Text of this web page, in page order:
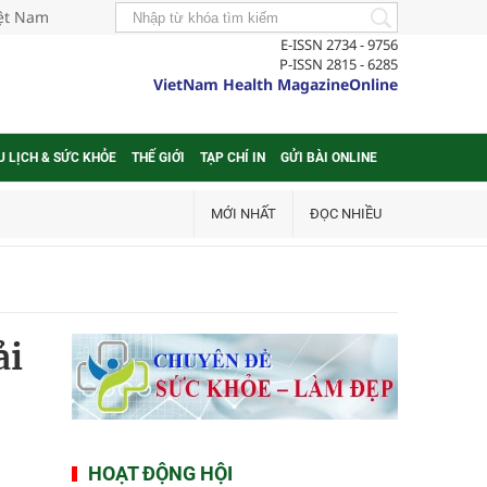
Nam
E-ISSN 2734 - 9756
P-ISSN 2815 - 6285
VietNam Health MagazineOnline
LỊCH & SỨC KHỎE THẾ GIỚI TẠP CHÍ IN GỬI BÀI ONLINE
MỚI NHẤT ĐỌC NHIỀU
HOẠT ĐỘNG HỘI